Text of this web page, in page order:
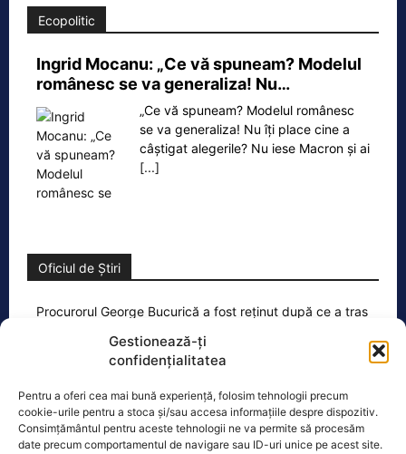
Gestionează-ți
confidențialitatea
Pentru a oferi cea mai bună experiență, folosim tehnologii precum
cookie-urile pentru a stoca și/sau accesa informațiile despre dispozitiv.
Consimțământul pentru aceste tehnologii ne va permite să procesăm
date precum comportamentul de navigare sau ID-uri unice pe acest site.
Ecopolitic
Ingrid Mocanu: „Ce vă spuneam? Modelul
românesc se va generaliza! Nu…
„Ce vă spuneam? Modelul românesc
se va generaliza! Nu îți place cine a
câștigat alegerile? Nu iese Macron și ai
[...]
Oficiul de Știri
Procurorul George Bucurică a fost reținut după ce a tras
Procurorul George Bucurică, de la
Caraș-Severin, a fost reținut pentru 24
de ore după un[...]